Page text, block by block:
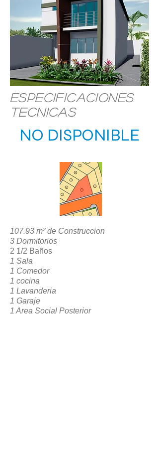
Especificaciones
Tecnicas
107.93 m² de Construccion
3 Dormitorios
2 1/2 Baños
1 Sala
1 Comedor
1 cocina
1 Lavanderia
1 Garaje
1 Area Social Posterior
NO DISPONIBLE